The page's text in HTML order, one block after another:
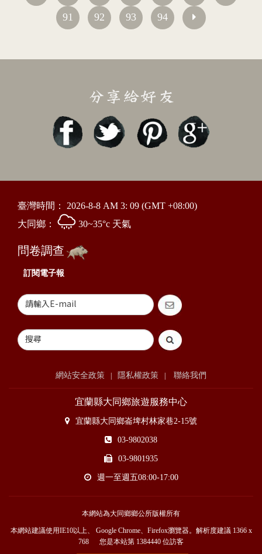
91
92 93 94
臺灣時間： 2026-8-8 AM 3: 09 (GMT +08:00)
大同鄉：
30~35°c 天氣
問卷調查
訂閱電子報
網站安全政策 隱私權政策 聯絡我們
宜蘭縣大同鄉旅遊服務中心
宜蘭縣大同鄉崙埤村林家巷2-15號
03-9802038
03-9801935
週一至週五08:00-17:00
本網站為大同鄉鄉公所版權所有
本網站建議使用IE10以上、 Google Chrome、Firefox瀏覽器。解析度建議 1366 x
768 您是本站第 1384440 位訪客